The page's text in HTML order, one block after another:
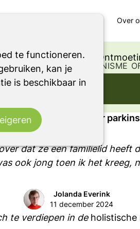
te functioneren.
kan je
is beschikbaar in
Ondersteuning
Over
naar parkinson
ANDER PARKINSONISME
Holistisch kijken naar
dat ze een familielid heeft
ook jong toen ik het kreeg,
Jolanda Everink
11 december 2024
te verdiepen in de holistische